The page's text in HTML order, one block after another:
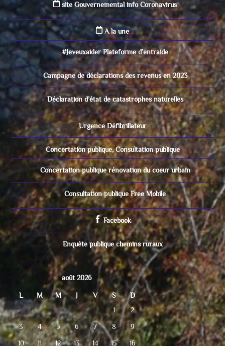
site Gouvernemental info Coronavirus
A la une
#Jeveuxaider Plateforme d’entraide
Campagne de déclarations des revenus en 2023
Déclaration d’état de catastrophes naturelles
Urgence Défibrillateur
Concertation publique, Consultation publique
Concertation publique rénovation du coeur urbain
Consultation publique Free Mobile
Facebook
Enquête publique chemins ruraux
août 2026
L M M J V S
D
1
2
3 4 5 6 7 8 9
10 11 12 13 14 15 16